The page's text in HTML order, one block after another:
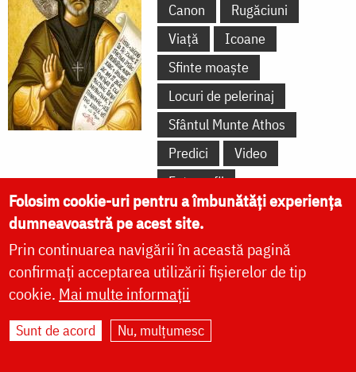
Canon
Rugăciuni
Viață
Icoane
Sfinte moaște
Locuri de pelerinaj
Sfântul Munte Athos
Predici
Video
Fotografii
Sfânta și Marea zi
Vineri
Rugăciuni
Folosim cookie-uri pentru a îmbunătăți experiența
dumneavoastră pe acest site.
Prin continuarea navigării în această pagină
confirmați acceptarea utilizării fișierelor de tip
cookie. Mai multe informații
Sunt de acord Nu, mulțumesc